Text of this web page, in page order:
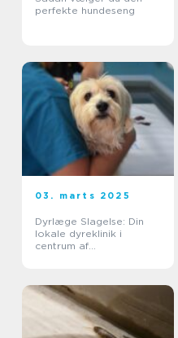
perfekte hundeseng
03. marts 2025
Dyrlæge Slagelse: Din
lokale dyreklinik i
centrum af